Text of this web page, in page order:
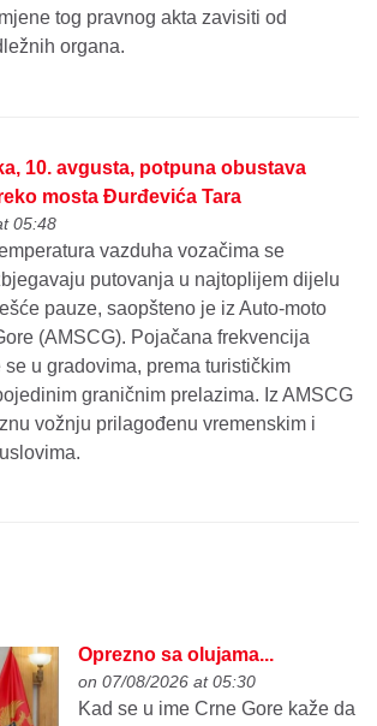
tog pravnog akta zavisiti od
organa.
10. avgusta, potpuna obustava
mosta Đurđevića Tara
05:48
vazduha vozačima se
putovanja u najtoplijem dijelu
pauze, saopšteno je iz Auto-moto
(AMSCG). Pojačana frekvencija
u gradovima, prema turističkim
graničnim prelazima. Iz AMSCG
vožnju prilagođenu vremenskim i
Oprezno sa olujama...
on 07/08/2026 at 05:30
Kad se u ime Crne Gore kaže da